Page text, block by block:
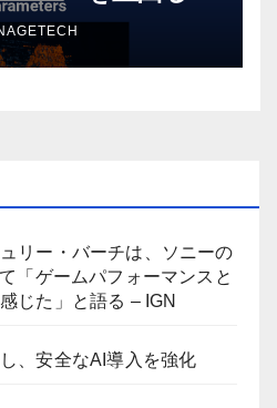
ース モデルをリ
リー・バーチは、ソニーの
「ゲームパフォーマンスと
じた」と語る – IGN
、安全なAI導入を強化